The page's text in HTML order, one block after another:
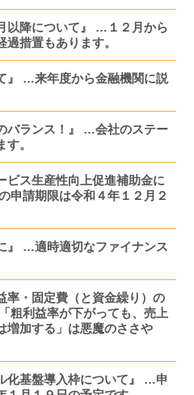
以降について』 …１２月から
措置もあります。
』 …来年度から金融機関に説
バランス！』 …会社のステー
。
ビス生産性向上促進補助金に
申請期限は令和４年１２月２
』 …適時適切なファイナンス
率・固定費（と資金繰り）の
粗利益率が下がっても、売上
増加する」は悪魔のささや
化基盤導入枠について』 …申